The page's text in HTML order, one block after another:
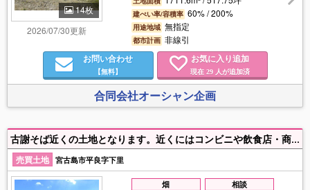
14枚
2026/07/30更新
建ぺい率/容積率 60% / 200%
用途地域 無指定
都市計画 非線引
お問い合わせ
【無料】
お気に入り追加
現在 29人が追加済
合同会社オーシャン企画
古謝そば近くの土地となります。近くにはコンビニや飲食店・商業施設が揃う利便性の高いエリアです。通りから1本入った土地で住みやすく、生活環境が整っているため単身者からファミリーまで賃貸需要が高く、アパート建設におすすめの立地です。
売買土地 宮古島市平良字下里
畑 相談